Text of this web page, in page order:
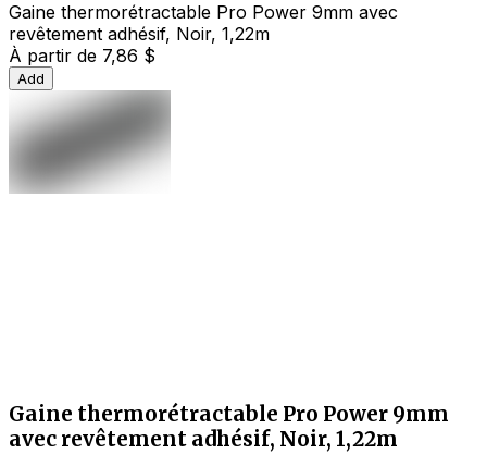
Gaine thermorétractable Pro Power 9mm avec
revêtement adhésif, Noir, 1,22m
À partir de 7,86 $
Add
Gaine thermorétractable Pro Power 9mm
avec revêtement adhésif, Noir, 1,22m